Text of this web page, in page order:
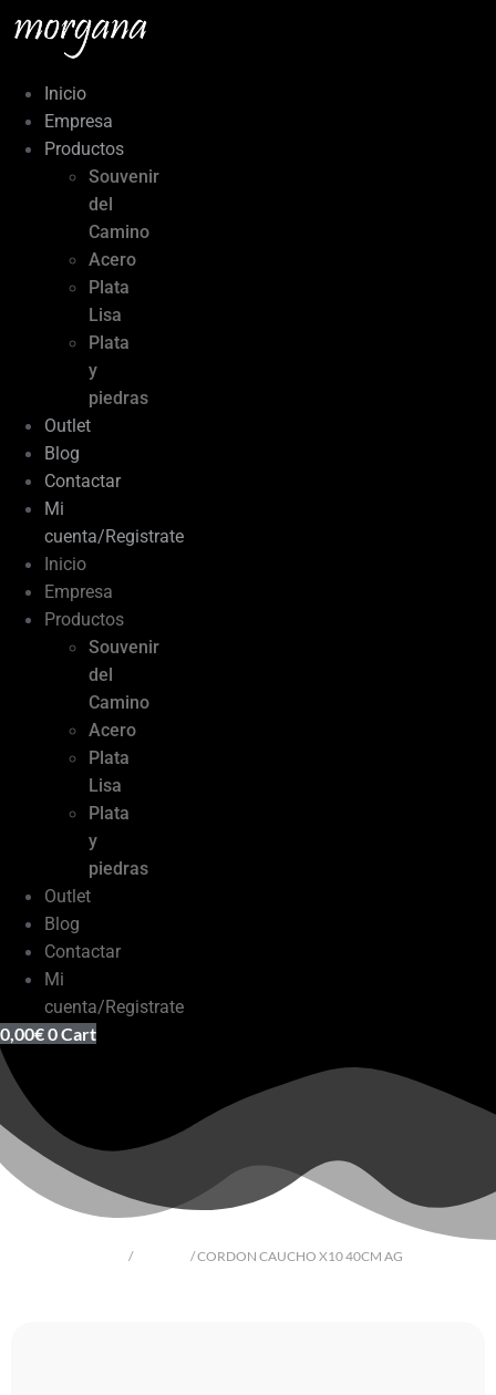
contenido
Inicio
Empresa
Productos
Souvenir
del
Camino
Acero
Plata
Lisa
Plata
y
piedras
Outlet
Blog
Contactar
Mi
cuenta/Registrate
Inicio
Empresa
Productos
Souvenir
del
Camino
Acero
Plata
Lisa
Plata
y
piedras
Outlet
Blog
Contactar
Mi
cuenta/Registrate
0,00€0Cart
/ / CORDON CAUCHO X10 40CM AG